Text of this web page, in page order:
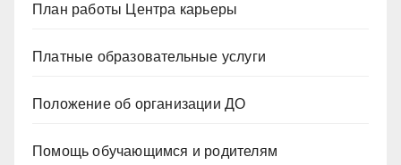
План работы Центра карьеры
Платные образовательные услуги
Положение об организации ДО
Помощь обучающимся и родителям